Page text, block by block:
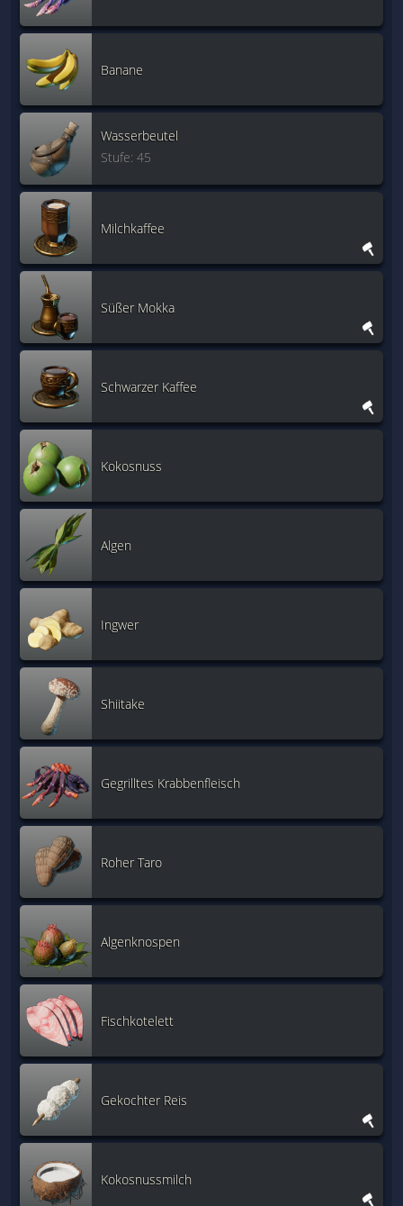
Banane
Wasserbeutel
Stufe: 45
Milchkaffee
Süßer Mokka
Schwarzer Kaffee
Kokosnuss
Algen
Ingwer
Shiitake
Gegrilltes Krabbenfleisch
Roher Taro
Algenknospen
Fischkotelett
Gekochter Reis
Kokosnussmilch